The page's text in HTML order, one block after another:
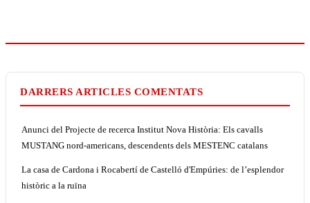
DARRERS ARTICLES COMENTATS
Anunci del Projecte de recerca Institut Nova Història: Els cavalls
MUSTANG nord-americans, descendents dels MESTENC catalans
La casa de Cardona i Rocabertí de Castelló d'Empúries: de l’esplendor
històric a la ruïna